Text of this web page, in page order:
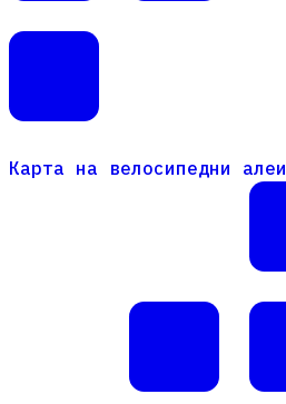
Карта на велосипедни алеи
Карта на велосипедни алеи